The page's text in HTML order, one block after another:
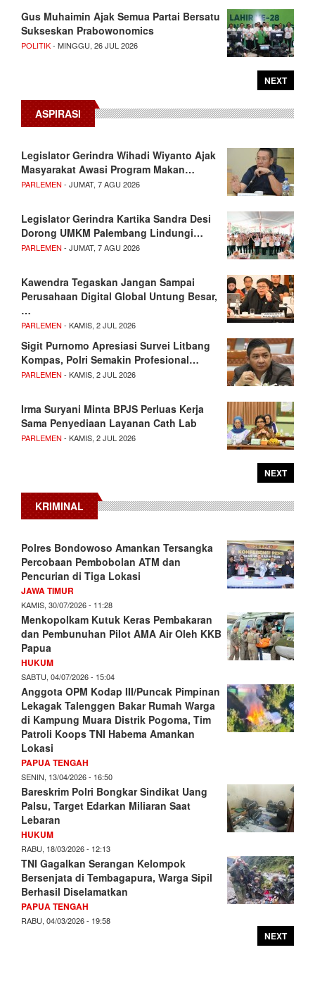
Gus Muhaimin Ajak Semua Partai Bersatu
Sukseskan Prabowonomics
POLITIK- MINGGU, 26 JUL 2026
NEXT
ASPIRASI
Legislator Gerindra Wihadi Wiyanto Ajak
Masyarakat Awasi Program Makan…
PARLEMEN - JUMAT, 7 AGU 2026
Legislator Gerindra Kartika Sandra Desi
Dorong UMKM Palembang Lindungi…
PARLEMEN - JUMAT, 7 AGU 2026
Kawendra Tegaskan Jangan Sampai
Perusahaan Digital Global Untung Besar,
…
PARLEMEN - KAMIS, 2 JUL 2026
Sigit Purnomo Apresiasi Survei Litbang
Kompas, Polri Semakin Profesional…
PARLEMEN - KAMIS, 2 JUL 2026
Irma Suryani Minta BPJS Perluas Kerja
Sama Penyediaan Layanan Cath Lab
PARLEMEN - KAMIS, 2 JUL 2026
NEXT
KRIMINAL
Polres Bondowoso Amankan Tersangka
Percobaan Pembobolan ATM dan
Pencurian di Tiga Lokasi
JAWA TIMUR
KAMIS, 30/07/2026 - 11:28
Menkopolkam Kutuk Keras Pembakaran
dan Pembunuhan Pilot AMA Air Oleh KKB
Papua
HUKUM
SABTU, 04/07/2026 - 15:04
Anggota OPM Kodap III/Puncak Pimpinan
Lekagak Talenggen Bakar Rumah Warga
di Kampung Muara Distrik Pogoma, Tim
Patroli Koops TNI Habema Amankan
Lokasi
PAPUA TENGAH
SENIN, 13/04/2026 - 16:50
Bareskrim Polri Bongkar Sindikat Uang
Palsu, Target Edarkan Miliaran Saat
Lebaran
HUKUM
RABU, 18/03/2026 - 12:13
TNI Gagalkan Serangan Kelompok
Bersenjata di Tembagapura, Warga Sipil
Berhasil Diselamatkan
PAPUA TENGAH
RABU, 04/03/2026 - 19:58
NEXT